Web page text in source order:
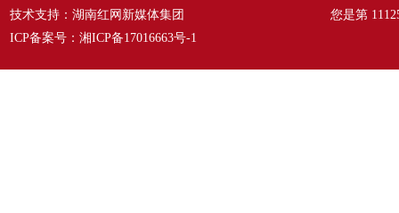
技术支持：湖南红网新媒体集团
ICP备案号： 湘ICP备17016663号-1
您是第